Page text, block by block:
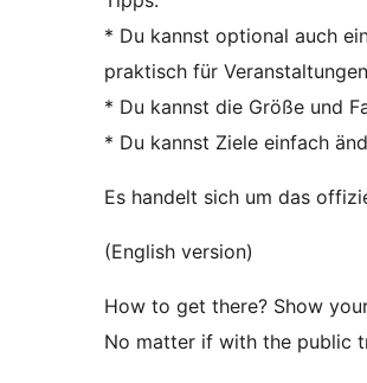
* Du kannst optional auch
praktisch für
* Du kannst die Größe und
* Du kannst Ziele einfach
Es handelt sich um das
(English version)
How to get there? Show
No matter if with the public